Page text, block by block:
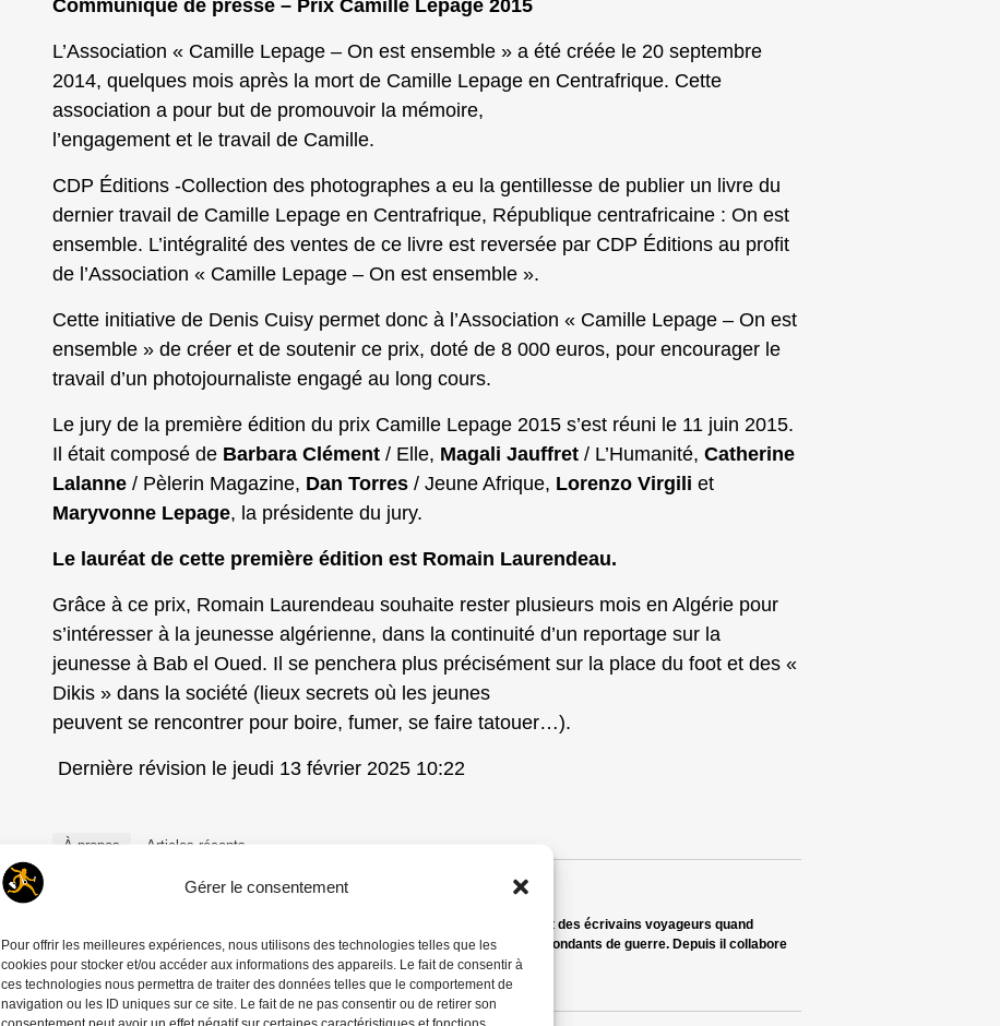
Gérer le consentement
Pour offrir les meilleures expériences, nous utilisons des technologies telles que les
cookies pour stocker et/ou accéder aux informations des appareils. Le fait de consentir à
ces technologies nous permettra de traiter des données telles que le comportement de
navigation ou les ID uniques sur ce site. Le fait de ne pas consentir ou de retirer son
consentement peut avoir un effet négatif sur certaines caractéristiques et fonctions.
haut/bas
le
volume.
Communiqué de presse – Prix Camille Lepage 2015
L’Association « Camille Lepage – On est ensemble » a été créée le 20 septembre
2014, quelques mois après la mort de Camille Lepage en Centrafrique. Cette
association a pour but de promouvoir la mémoire,
l’engagement et le travail de Camille.
CDP Éditions -Collection des photographes a eu la gentillesse de publier un livre du
dernier travail de Camille Lepage en Centrafrique, République centrafricaine : On est
ensemble. L’intégralité des ventes de ce livre est reversée par CDP Éditions au profit
de l’Association « Camille Lepage – On est ensemble ».
Cette initiative de Denis Cuisy permet donc à l’Association « Camille Lepage – On est
ensemble » de créer et de soutenir ce prix, doté de 8 000 euros, pour encourager le
travail d’un photojournaliste engagé au long cours.
Le jury de la première édition du prix Camille Lepage 2015 s’est réuni le 11 juin 2015.
Il était composé de Barbara Clément / Elle, Magali Jauffret / L’Humanité, Catherine
Lalanne / Pèlerin Magazine, Dan Torres / Jeune Afrique, Lorenzo Virgili et
Maryvonne Lepage, la présidente du jury.
Le lauréat de cette première édition est Romain Laurendeau.
Grâce à ce prix, Romain Laurendeau souhaite rester plusieurs mois en Algérie pour
s’intéresser à la jeunesse algérienne, dans la continuité d’un reportage sur la
jeunesse à Bab el Oued. Il se penchera plus précisément sur la place du foot et des «
Dikis » dans la société (lieux secrets où les jeunes
peuvent se rencontrer pour boire, fumer, se faire tatouer…).
Dernière révision le jeudi 13 février 2025 10:22
À propos Articles récents
Michel Puech Et Jean-Louis Vinet
a créé WGR, la radio des grands reporters et des écrivains voyageurs quand
Michel Puech, le rencontre à Bayeux lors du prix des correspondants de guerre. Depuis il collabore
pour éditer de nombreux podcasts.